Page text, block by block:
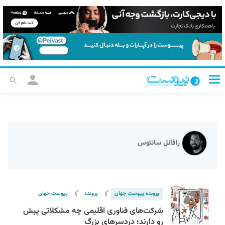
رافائل سانتوس
پرونده پیوست جهان ❯ پرونده ❯ پیوست جهان
شرکت‌های فناوری اقلیمی چه مشکلاتی پیش‌
رو دارند؛ دردسرهای بزرگ